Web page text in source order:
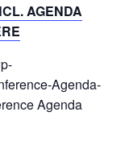
AGENDA
Agenda-
Agenda